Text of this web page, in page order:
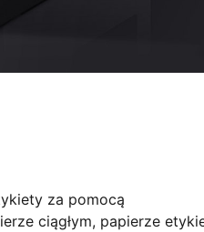
za pomocą
ciągłym, papierze